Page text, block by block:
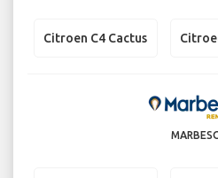
Citroen C4 Cactus